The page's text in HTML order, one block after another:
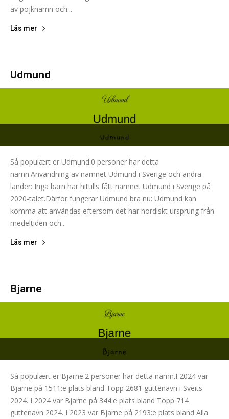
av pojknamn och...
Läs mer
Udmund
Så populært er Udmund:0 personer har detta
namn.Användning av namnet Udmund i Sverige och andra
länder: Inga barn har hittills fått namnet Udmund i Sverige på
2020-talet.Därför fungerar Udmund bra nu: Udmund kan
komma att användas eftersom det har nordiskt ursprung från
medeltiden och...
Läs mer
Bjarne
Så populært er Bjarne:2 personer har detta namn.I 2024 var
Bjarne på 1511:e plats bland Topp 2681 guttenavn i Sveits
2024. I 2024 var Bjarne på 344:e plats bland Topp 714
guttenavn 2024. I 2023 var Bjarne på 2193:e plats bland Alla